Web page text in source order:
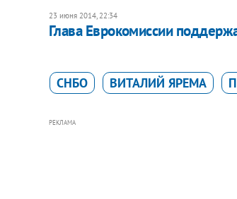
23 июня 2014, 22:34
Глава Еврокомиссии
СНБО ВИТАЛИЙ ЯРЕМА
РЕКЛАМА